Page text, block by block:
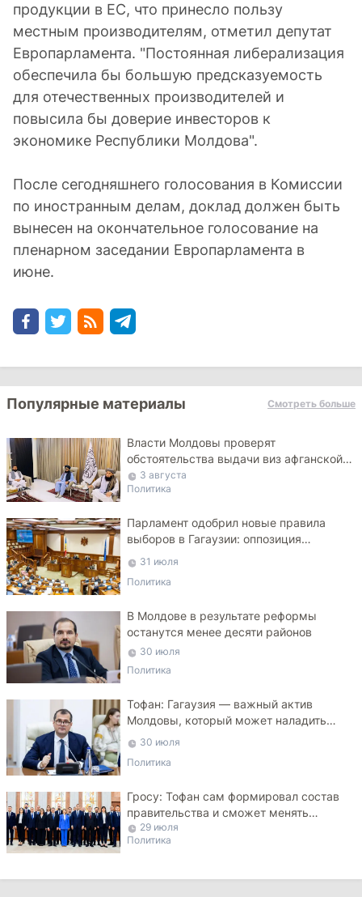
продукции в ЕС, что принесло пользу
местным производителям, отметил депутат
Европарламента. "Постоянная либерализация
обеспечила бы большую предсказуемость
для отечественных производителей и
повысила бы доверие инвесторов к
экономике Республики Молдова".
После сегодняшнего голосования в Комиссии
по иностранным делам, доклад должен быть
вынесен на окончательное голосование на
пленарном заседании Европарламента в
июне.
Популярные материалы Смотреть больше
Власти Молдовы проверят
обстоятельства выдачи виз афганской
делегации
3 августа
Политика
Парламент одобрил новые правила
выборов в Гагаузии: оппозиция
критикует законопроект
31 июля
Политика
В Молдове в результате реформы
останутся менее десяти районов
30 июля
Политика
Тофан: Гагаузия — важный актив
Молдовы, который может наладить
мосты с Турцией
30 июля
Политика
Гросу: Тофан сам формировал состав
правительства и сможет менять
министров
29 июля
Политика